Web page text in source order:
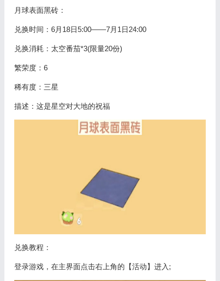
月球表面黑砖：
兑换时间：6月18日5:00——7月1日24:00
兑换消耗：太空番茄*3(限量20份)
繁荣度：6
稀有度：三星
描述：这是星空对大地的祝福
兑换教程：
登录游戏，在主界面点击右上角的【活动】进入;